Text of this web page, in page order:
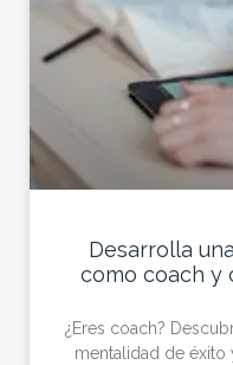
Desarrolla
como coach y
¿Eres coach?
mentalidad de éxito